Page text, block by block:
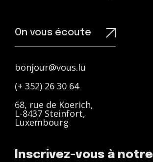
On vous écoute
bonjour@vous.lu
(+ 352) 26 30 64
68, rue de Koerich,
L-8437 Steinfort,
Luxembourg
Inscrivez-vous à notre